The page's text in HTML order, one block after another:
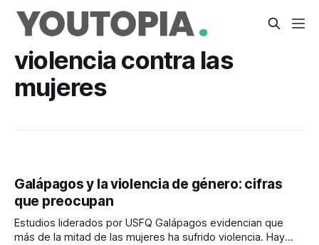
violencia contra las
mujeres
Galápagos y la violencia de género: cifras
que preocupan
Estudios liderados por USFQ Galápagos evidencian que
más de la mitad de las mujeres ha sufrido violencia. Hay